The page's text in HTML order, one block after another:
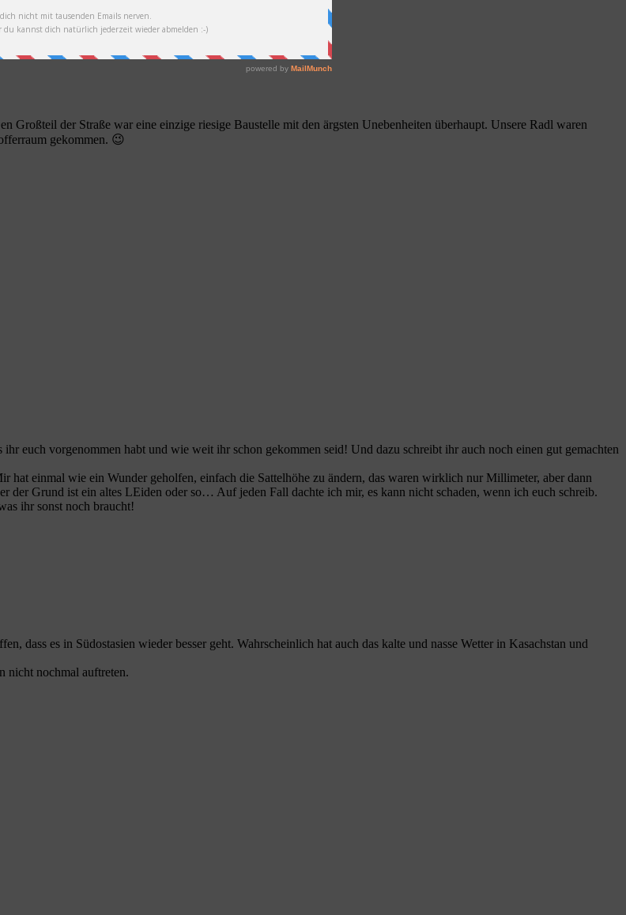
Großteil der Straße war eine einzige riesige Baustelle mit den ärgsten Unebenheiten überhaupt. Unsere Radl waren
gekommen. 😉
euch vorgenommen habt und wie weit ihr schon gekommen seid! Und dazu schreibt ihr auch noch einen gut gemachten
hat einmal wie ein Wunder geholfen, einfach die Sattelhöhe zu ändern, das waren wirklich nur Millimeter, aber dann
der Grund ist ein altes LEiden oder so… Auf jeden Fall dachte ich mir, es kann nicht schaden, wenn ich euch schreib.
ihr sonst noch braucht!
dass es in Südostasien wieder besser geht. Wahrscheinlich hat auch das kalte und nasse Wetter in Kasachstan und
nicht nochmal auftreten.